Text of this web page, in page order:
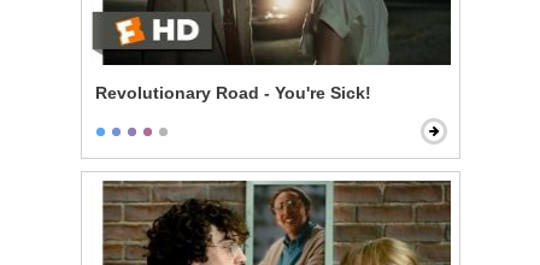
Revolutionary Road - You're Sick!